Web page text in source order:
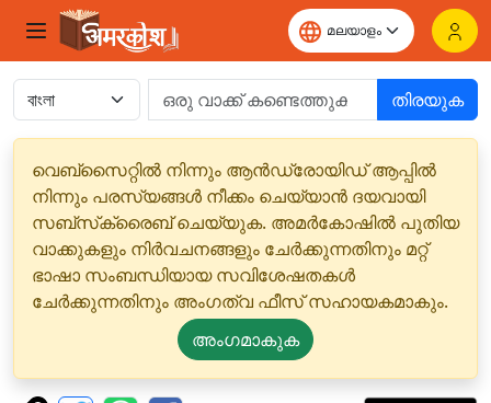
തിരയുക
വെബ്‌സൈറ്റിൽ നിന്നും ആൻഡ്രോയിഡ് ആപ്പിൽ
നിന്നും പരസ്യങ്ങൾ നീക്കം ചെയ്യാൻ ദയവായി
സബ്‌സ്‌ക്രൈബ് ചെയ്യുക. അമർകോഷിൽ പുതിയ
വാക്കുകളും നിർവചനങ്ങളും ചേർക്കുന്നതിനും മറ്റ്
ഭാഷാ സംബന്ധിയായ സവിശേഷതകൾ
ചേർക്കുന്നതിനും അംഗത്വ ഫീസ് സഹായകമാകും.
അംഗമാകുക